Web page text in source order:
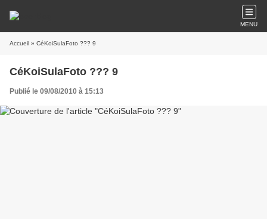
MENU
Accueil » CéKoiSulaFoto ??? 9
CéKoiSulaFoto ??? 9
Publié le 09/08/2010 à 15:13